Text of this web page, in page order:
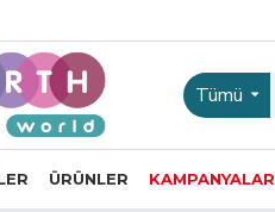
Tümü
ÜRÜNLER KAMPANYALAR